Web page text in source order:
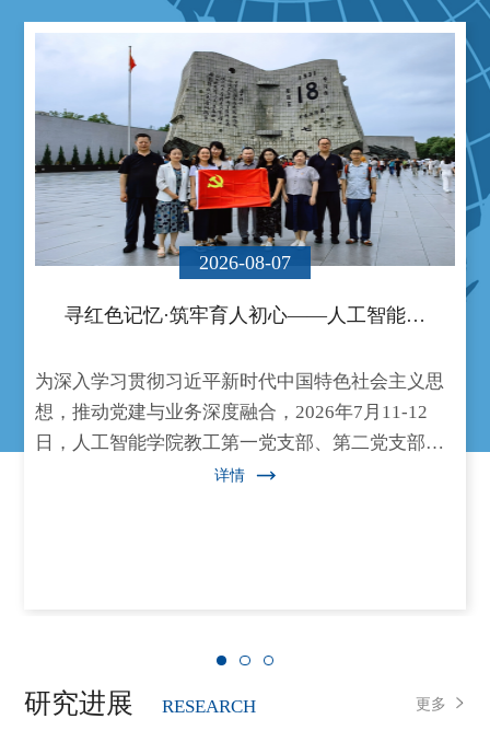
2026-08-07
寻红色记忆·筑牢育人初心——人工智能…
为深入学习贯彻习近平新时代中国特色社会主义思
想，推动党建与业务深度融合，2026年7月11-12
日，人工智能学院教工第一党支部、第二党支部、
第四党支部党员代表赴沈阳联合开展“追寻红色记忆
详情
研究进展 RESEARCH 更多